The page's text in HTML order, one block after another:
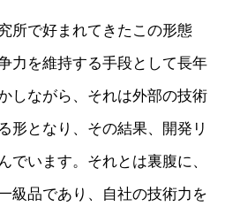
所で好まれてきたこの形態
力を維持する手段として長年
しながら、それは外部の技術
形となり、その結果、開発リ
でいます。それとは裏腹に、
級品であり、自社の技術力を